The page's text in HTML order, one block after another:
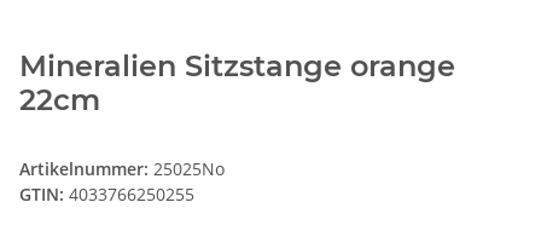
Mineralien Sitzstange orange
22cm
Artikelnummer: 25025No
GTIN: 4033766250255